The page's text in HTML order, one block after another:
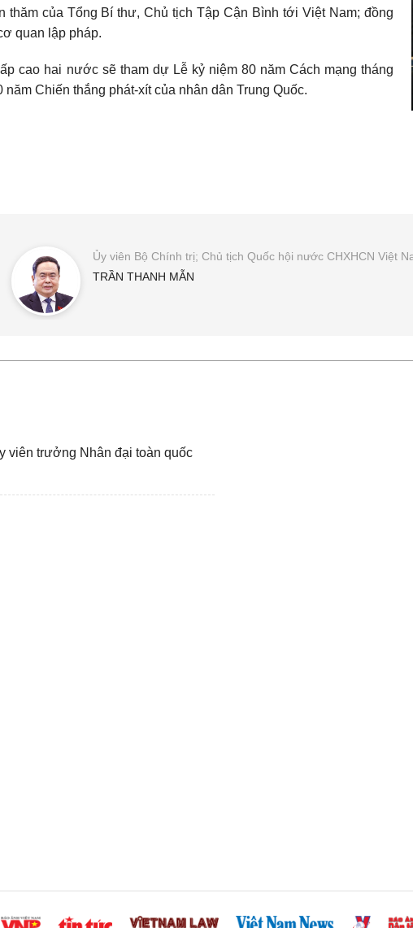
thăm của Tổng Bí thư, Chủ tịch Tập Cận Bình tới Việt Nam; đồng
quan lập pháp.
cao hai nước sẽ tham dự Lễ kỷ niệm 80 năm Cách mạng tháng
Chiến thắng phát-xít của nhân dân Trung Quốc.
Ủy viên Bộ Chính trị; Chủ tịch Quốc hội nước CHXHCN Việt
TRẦN THANH MẪN
viên trưởng Nhân đại toàn quốc